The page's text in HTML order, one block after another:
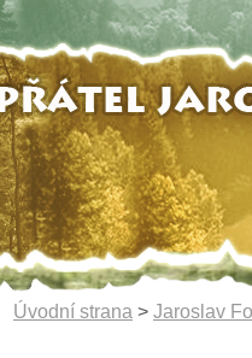
Úvodní strana > Jaroslav